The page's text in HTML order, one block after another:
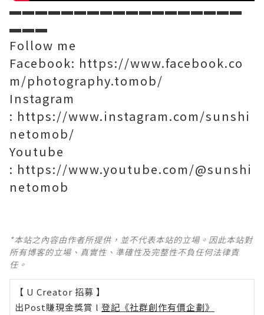
▬▬▬▬▬▬▬▬▬▬▬▬▬▬▬▬▬▬
▬▬▬
Follow me
Facebook: https://www.facebook.co
m/photography.tomob/
Instagram
: https://www.instagram.com/sunshi
netomob/
Youtube
: https://www.youtube.com/@sunshi
netomob
*本站之內容由作者所提供，並不代表本站的立場。因此本站對
所有博客的立場、真實性、準確性及完整性不負任何法律責
任。
【 U Creator 招募 】
出Post賺現金獎賞 l 登記《社群創作有價企劃》